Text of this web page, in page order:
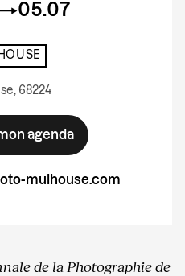
05.07
68224
agenda
mulhouse.com
de la Photographie de